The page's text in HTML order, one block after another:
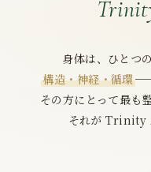
身体は、ひとつ
構造・神経・循環──
その方にとって最も
それが Trinity